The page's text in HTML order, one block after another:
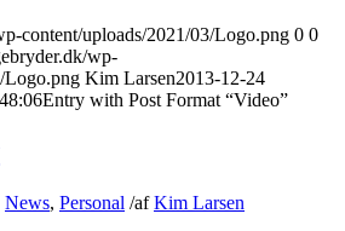
content/uploads/2021/03/Logo.png 0 0
wp-
Logo.png Kim Larsen2013-12-24
Entry with Post Format “Video”
News, Personal /afKim Larsen